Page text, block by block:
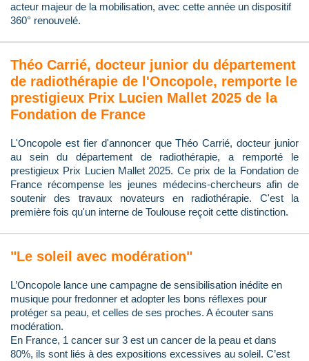
acteur majeur de la mobilisation, avec cette année un dispositif
360° renouvelé.
Théo Carrié, docteur junior du département
de radiothérapie de l'Oncopole, remporte le
prestigieux Prix Lucien Mallet 2025 de la
Fondation de France
L'Oncopole est fier d'annoncer que Théo Carrié, docteur junior
au sein du département de radiothérapie, a remporté le
prestigieux Prix Lucien Mallet 2025. Ce prix de la Fondation de
France récompense les jeunes médecins-chercheurs afin de
soutenir des travaux novateurs en radiothérapie. C'est la
première fois qu'un interne de Toulouse reçoit cette distinction.
"Le soleil avec modération"
L’Oncopole lance une campagne de sensibilisation inédite en
musique pour fredonner et adopter les bons réflexes pour
protéger sa peau, et celles de ses proches. A écouter sans
modération.
En France, 1 cancer sur 3 est un cancer de la peau et dans
80%, ils sont liés à des expositions excessives au soleil. C’est